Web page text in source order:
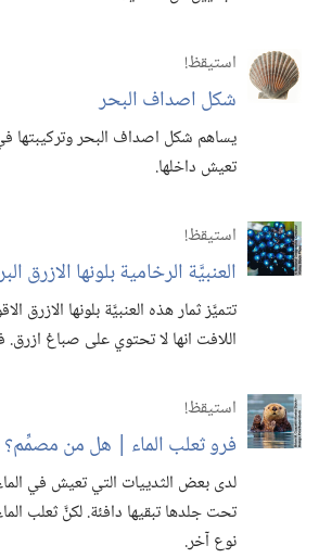
استيقظ‏!‏
شكل اصداف البحر
يساهم شكل اصداف البحر وتركيبتها
تعيش داخلها.‏
استيقظ‏!‏
العنبيَّة الرخامية بلونها الازرق
تتميَّز ثمار هذه العنبيَّة بلونها الازرق
اللافت انها لا تحتوي على صباغ ازرق.‏
استيقظ‏!‏
فرو ثعلب الماء | هل من مصمِّم؟‏
لدى بعض الثدييات التي تعيش في
تحت جلدها تبقيها دافئة.‏ لكنَّ ثعلب
نوع آخر.‏